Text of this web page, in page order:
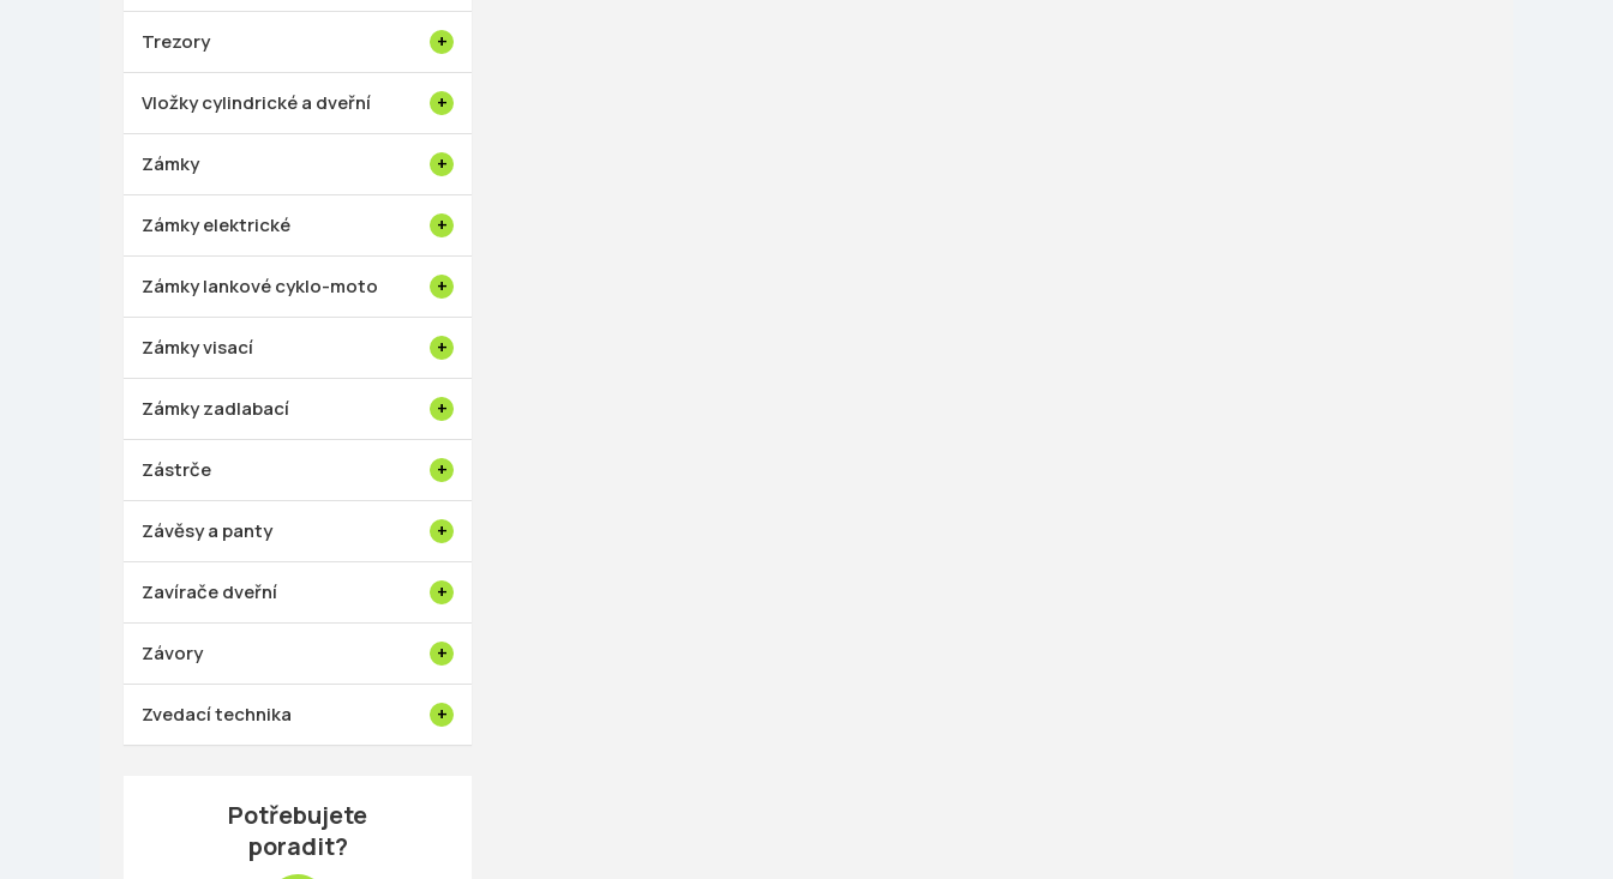
Trezory
Vložky cylindrické a dveřní
Zámky
Zámky elektrické
Zámky lankové cyklo-moto
Zámky visací
Zámky zadlabací
Zástrče
Závěsy a panty
Zavírače dveřní
Závory
Zvedací technika
Potřebujete
poradit?